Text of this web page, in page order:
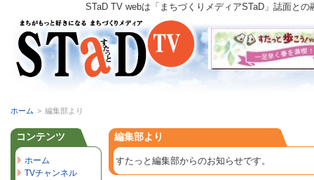
STaD TV webは「まちづくりメディアSTaD」誌面と
ホーム > 編集部より
編集部より
すたっと編集部からのお知らせです。
コンテンツ
ホーム
TVチャンネル